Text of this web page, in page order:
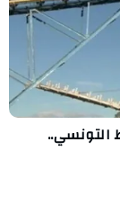
التونسي..